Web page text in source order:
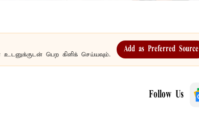
உடனுக்குடன் பெற கிளிக் செய்யவும்.
Add as Preferred Source
Follow Us